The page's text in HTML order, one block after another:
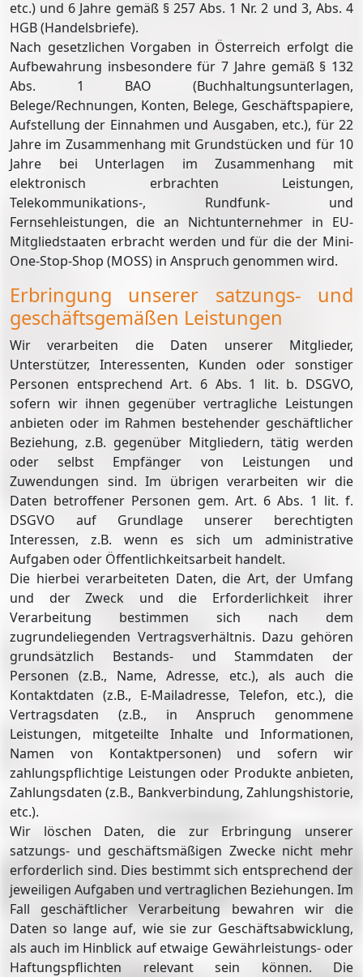
etc.) und 6 Jahre gemäß § 257 Abs. 1 Nr. 2 und 3, Abs. 4
HGB (Handelsbriefe).
Nach gesetzlichen Vorgaben in Österreich erfolgt die
Aufbewahrung insbesondere für 7 Jahre gemäß § 132
Abs. 1 BAO (Buchhaltungsunterlagen,
Belege/Rechnungen, Konten, Belege, Geschäftspapiere,
Aufstellung der Einnahmen und Ausgaben, etc.), für 22
Jahre im Zusammenhang mit Grundstücken und für 10
Jahre bei Unterlagen im Zusammenhang mit
elektronisch erbrachten Leistungen,
Telekommunikations-, Rundfunk- und
Fernsehleistungen, die an Nichtunternehmer in EU-
Mitgliedstaaten erbracht werden und für die der Mini-
One-Stop-Shop (MOSS) in Anspruch genommen wird.
Erbringung unserer satzungs- und
geschäftsgemäßen Leistungen
Wir verarbeiten die Daten unserer Mitglieder,
Unterstützer, Interessenten, Kunden oder sonstiger
Personen entsprechend Art. 6 Abs. 1 lit. b. DSGVO,
sofern wir ihnen gegenüber vertragliche Leistungen
anbieten oder im Rahmen bestehender geschäftlicher
Beziehung, z.B. gegenüber Mitgliedern, tätig werden
oder selbst Empfänger von Leistungen und
Zuwendungen sind. Im übrigen verarbeiten wir die
Daten betroffener Personen gem. Art. 6 Abs. 1 lit. f.
DSGVO auf Grundlage unserer berechtigten
Interessen, z.B. wenn es sich um administrative
Aufgaben oder Öffentlichkeitsarbeit handelt.
Die hierbei verarbeiteten Daten, die Art, der Umfang
und der Zweck und die Erforderlichkeit ihrer
Verarbeitung bestimmen sich nach dem
zugrundeliegenden Vertragsverhältnis. Dazu gehören
grundsätzlich Bestands- und Stammdaten der
Personen (z.B., Name, Adresse, etc.), als auch die
Kontaktdaten (z.B., E-Mailadresse, Telefon, etc.), die
Vertragsdaten (z.B., in Anspruch genommene
Leistungen, mitgeteilte Inhalte und Informationen,
Namen von Kontaktpersonen) und sofern wir
zahlungspflichtige Leistungen oder Produkte anbieten,
Zahlungsdaten (z.B., Bankverbindung, Zahlungshistorie,
etc.).
Wir löschen Daten, die zur Erbringung unserer
satzungs- und geschäftsmäßigen Zwecke nicht mehr
erforderlich sind. Dies bestimmt sich entsprechend der
jeweiligen Aufgaben und vertraglichen Beziehungen. Im
Fall geschäftlicher Verarbeitung bewahren wir die
Daten so lange auf, wie sie zur Geschäftsabwicklung,
als auch im Hinblick auf etwaige Gewährleistungs- oder
Haftungspflichten relevant sein können. Die